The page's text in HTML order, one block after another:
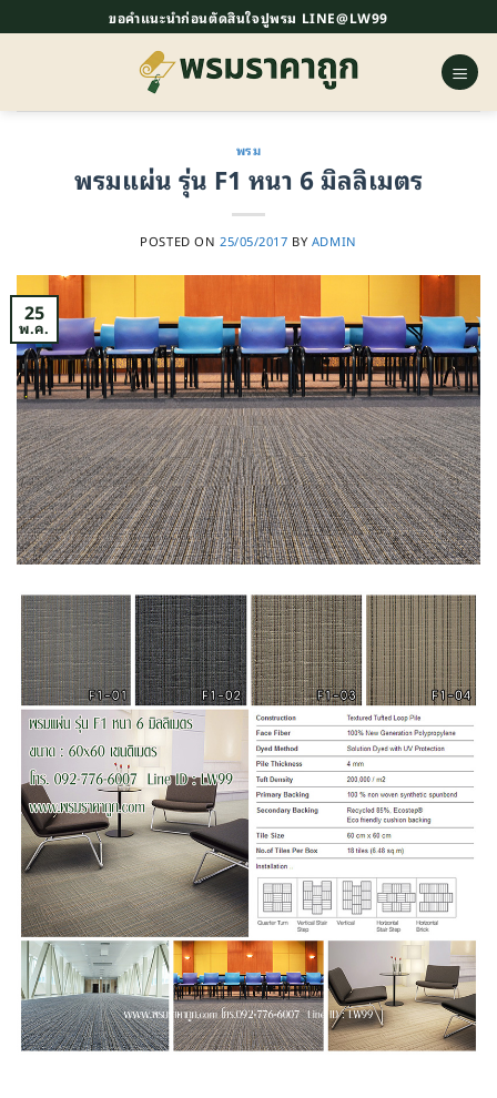
ไป
ขอคำแนะนำก่อนตัดสินใจปูพรม LINE@LW99
พรม
พรมแผ่น รุ่น F1 หนา 6 มิลลิเมตร
POSTED ON 25/05/2017 BY ADMIN
25
พ.ค.